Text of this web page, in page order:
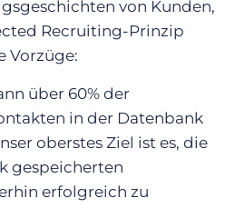
von Kunden,
Recruiting-Prinzip
Vorzüge:
über 60% der
in der Datenbank
oberstes Ziel ist es, die
gespeicherten
erfolgreich zu